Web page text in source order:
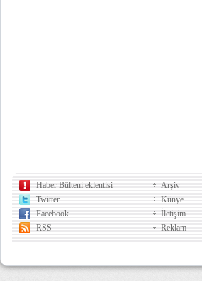
Haber Bülteni eklentisi
Twitter
Facebook
RSS
Arşiv
Künye
İletişim
Reklam